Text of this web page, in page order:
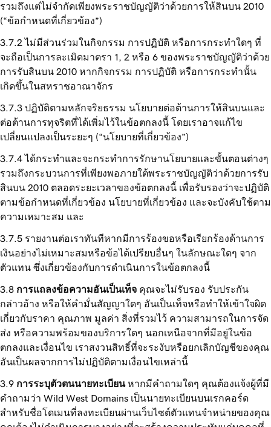
รวมถึงแต่ไม่จำกัดเพียงพระราชบัญญัติว่าด้วยการให้สินบน 2010
(“ข้อกำหนดที่เกี่ยวข้อง”)
ไม่มีส่วนร่วมในกิจกรรม การปฏิบัติ หรือการกระทำใดๆ ที่
จะถือเป็นการละเมิดมาตรา 1, 2 หรือ 6 ของพระราชบัญญัติว่าด้วย
การรับสินบน 2010 หากกิจกรรม การปฏิบัติ หรือการกระทำนั้น
เกิดขึ้นในสหราชอาณาจักร
ปฏิบัติตามหลักจริยธรรม นโยบายต่อต้านการให้สินบนและ
ต่อต้านการทุจริตที่ได้เพิ่มไว้ในข้อตกลงนี้ โดยเราอาจแก้ไข
เปลี่ยนแปลงเป็นระยะๆ (“นโยบายที่เกี่ยวข้อง”)
ได้กระทำและจะกระทำการรักษานโยบายและขั้นตอนต่างๆ
รวมถึงกระบวนการที่เพียงพอภายใต้พระราชบัญญัติว่าด้วยการรับ
สินบน 2010 ตลอดระยะเวลาของข้อตกลงนี้ เพื่อรับรองว่าจะปฏิบัติ
ตามข้อกำหนดที่เกี่ยวข้อง นโยบายที่เกี่ยวข้อง และจะบังคับใช้ตาม
ความเหมาะสม และ
รายงานต่อเราทันทีหากมีการร้องขอหรือเรียกร้องด้านการ
เงินอย่างไม่เหมาะสมหรือข้อได้เปรียบอื่นๆ ในลักษณะใดๆ จาก
ตัวแทน ซึ่งเกี่ยวข้องกับการดำเนินการในข้อตกลงนี้
การแถลงข้อความอันเป็นเท็จ คุณจะไม่รับรอง รับประกัน
กล่าวอ้าง หรือให้คำมั่นสัญญาใดๆ อันเป็นเท็จหรือทำให้เข้าใจผิด
เกี่ยวกับราคา คุณภาพ มูลค่า สิ่งที่รวมไว้ ความสามารถในการจัด
ส่ง หรือความพร้อมของบริการใดๆ นอกเหนือจากที่มีอยู่ในข้อ
ตกลงและเงื่อนไข เราสงวนสิทธิ์ที่จะระงับหรือยกเลิกบัญชีของคุณ
อันเป็นผลจากการไม่ปฏิบัติตามเงื่อนไขเหล่านี้
การระบุตัวตนนายทะเบียนหากมีคำถามใดๆ คุณต้องแจ้งผู้ที่มี
คำถามว่า Wild West Domains เป็นนายทะเบียนบนเรกคอร์ด
สำหรับชื่อโดเมนที่ลงทะเบียนผ่านเว็บไซต์ตัวแทนจำหน่ายของคุณ